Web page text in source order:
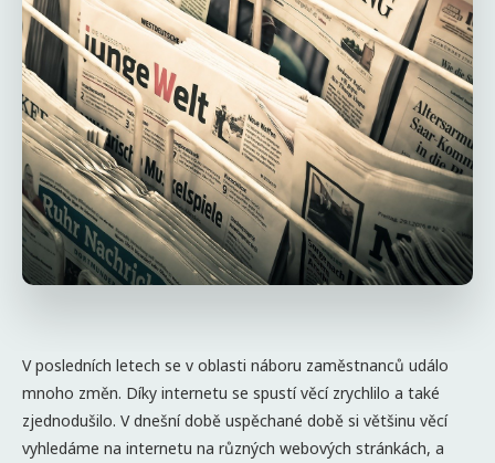
V posledních letech se v oblasti náboru zaměstnanců událo
mnoho změn. Díky internetu se spustí věcí zrychlilo a také
zjednodušilo. V dnešní době uspěchané době si většinu věcí
vyhledáme na internetu na různých webových stránkách, a